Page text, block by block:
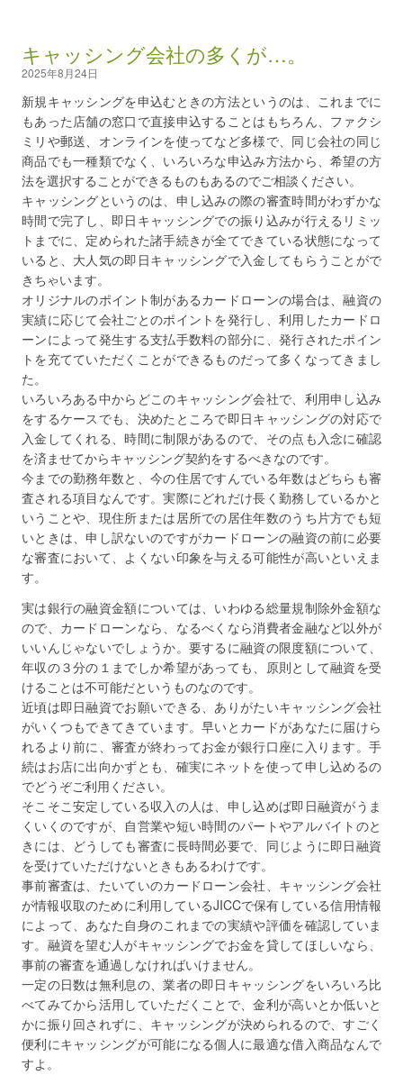
キャッシング会社の多くが…。
2025年8月24日
新規キャッシングを申込むときの方法というのは、これまでに
もあった店舗の窓口で直接申込することはもちろん、ファクシ
ミリや郵送、オンラインを使ってなど多様で、同じ会社の同じ
商品でも一種類でなく、いろいろな申込み方法から、希望の方
法を選択することができるものもあるのでご相談ください。
キャッシングというのは、申し込みの際の審査時間がわずかな
時間で完了し、即日キャッシングでの振り込みが行えるリミッ
トまでに、定められた諸手続きが全てできている状態になって
いると、大人気の即日キャッシングで入金してもらうことがで
きちゃいます。
オリジナルのポイント制があるカードローンの場合は、融資の
実績に応じて会社ごとのポイントを発行し、利用したカードロ
ーンによって発生する支払手数料の部分に、発行されたポイン
トを充てていただくことができるものだって多くなってきまし
た。
いろいろある中からどこのキャッシング会社で、利用申し込み
をするケースでも、決めたところで即日キャッシングの対応で
入金してくれる、時間に制限があるので、その点も入念に確認
を済ませてからキャッシング契約をするべきなのです。
今までの勤務年数と、今の住居ですんでいる年数はどちらも審
査される項目なんです。実際にどれだけ長く勤務しているかと
いうことや、現住所または居所での居住年数のうち片方でも短
いときは、申し訳ないのですがカードローンの融資の前に必要
な審査において、よくない印象を与える可能性が高いといえま
す。
実は銀行の融資金額については、いわゆる総量規制除外金額な
ので、カードローンなら、なるべくなら消費者金融など以外が
いいんじゃないでしょうか。要するに融資の限度額について、
年収の３分の１までしか希望があっても、原則として融資を受
けることは不可能だというものなのです。
近頃は即日融資でお願いできる、ありがたいキャッシング会社
がいくつもできてきています。早いとカードがあなたに届けら
れるより前に、審査が終わってお金が銀行口座に入ります。手
続はお店に出向かずとも、確実にネットを使って申し込めるの
でどうぞご利用ください。
そこそこ安定している収入の人は、申し込めば即日融資がうま
くいくのですが、自営業や短い時間のパートやアルバイトのと
きには、どうしても審査に長時間必要で、同じように即日融資
を受けていただけないときもあるわけです。
事前審査は、たいていのカードローン会社、キャッシング会社
が情報収取のために利用しているJICCで保有している信用情報
によって、あなた自身のこれまでの実績や評価を確認していま
す。融資を望む人がキャッシングでお金を貸してほしいなら、
事前の審査を通過しなければいけません。
一定の日数は無利息の、業者の即日キャッシングをいろいろ比
べてみてから活用していただくことで、金利が高いとか低いと
かに振り回されずに、キャッシングが決められるので、すごく
便利にキャッシングが可能になる個人に最適な借入商品なんで
すよ。